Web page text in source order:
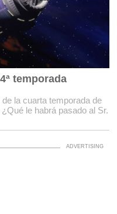
temporada
la cuarta temporada de
le habrá pasado al Sr.